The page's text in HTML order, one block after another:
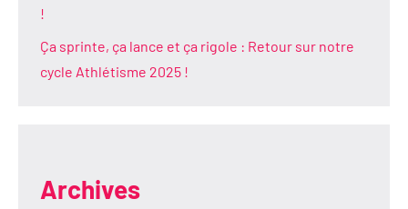
!
Ça sprinte, ça lance et ça rigole : Retour sur notre
cycle Athlétisme 2025 !
Archives